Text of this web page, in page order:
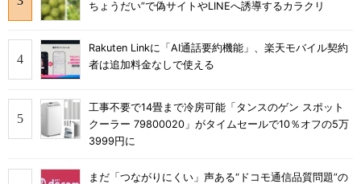
ちょうだい”で偽サイトやLINEへ誘導するカラクリ
Rakuten Linkに「AI通話要約機能」、楽天モバイル契約
者は追加料金なしで使える
工事不要で14畳まで冷房可能「タンスのゲン スポット
クーラー 79800020」がタイムセールで10％オフの5万
3999円に
まだ「つながりにくい」声ある“ドコモ通信品質問題”の